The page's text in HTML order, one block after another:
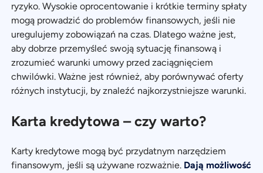
ryzyko. Wysokie oprocentowanie i krótkie terminy spłaty
mogą prowadzić do problemów finansowych, jeśli nie
uregulujemy zobowiązań na czas. Dlatego ważne jest,
aby dobrze przemyśleć swoją sytuację finansową i
zrozumieć warunki umowy przed zaciągnięciem
chwilówki. Ważne jest również, aby porównywać oferty
różnych instytucji, by znaleźć najkorzystniejsze warunki.
Karta kredytowa – czy warto?
Karty kredytowe mogą być przydatnym narzędziem
finansowym, jeśli są używane rozważnie. Dają możliwość